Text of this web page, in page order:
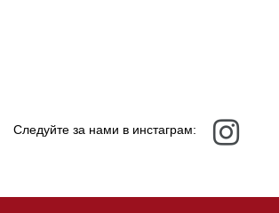
Следуйте за нами в инстаграм: